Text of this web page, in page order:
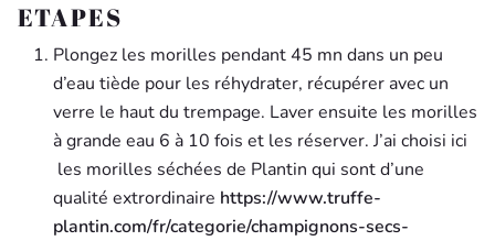
ETAPES
Plongez les morilles pendant 45 mn dans un peu
d’eau tiède pour les réhydrater, récupérer avec un
verre le haut du trempage. Laver ensuite les morilles
à grande eau 6 à 10 fois et les réserver. J’ai choisi ici
les morilles séchées de Plantin qui sont d’une
qualité extrordinaire https://www.truffe-
plantin.com/fr/categorie/champignons-secs-